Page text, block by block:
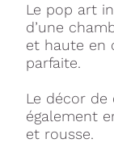
Le pop art
d’une
et haute en
parfaite.
Le décor
également
et rousse.